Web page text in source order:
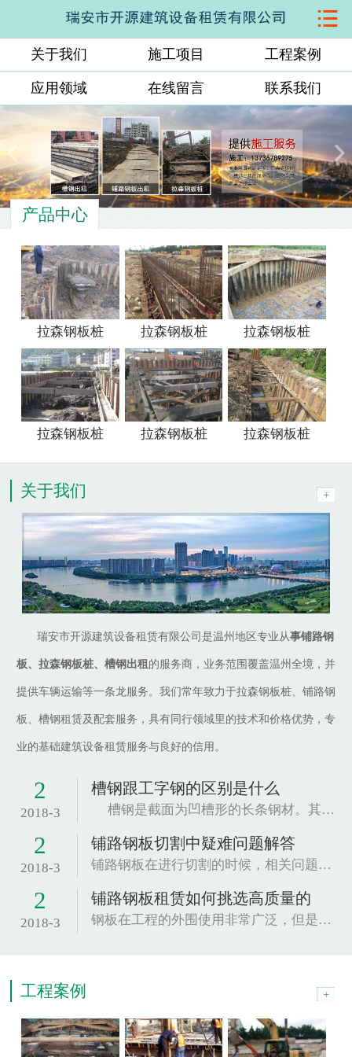
网站首页
关于我们
施工项目
工程案例
应用领域
在线留言
联系我们

关于我们 施工项目 工程案例
应用领域 在线留言 联系我们
产品中心
拉森钢板桩 拉森钢板桩 拉森钢板桩
拉森钢板桩 拉森钢板桩 拉森钢板桩
关于我们
瑞安市开源建筑设备租赁有限公司是温州地区专业从事铺路钢
板、拉森钢板桩、槽钢出租的服务商，业务范围覆盖温州全境，并
提供车辆运输等一条龙服务。我们常年致力于拉森钢板桩、铺路钢
板、槽钢租赁及配套服务，具有同行领域里的技术和价格优势，专
业的基础建筑设备租赁服务与良好的信用。
2
2018-3
槽钢跟工字钢的区别是什么
槽钢是截面为凹槽形的长条钢材。其规格以腰高（h...
2
2018-3
铺路钢板切割中疑难问题解答
铺路钢板在进行切割的时候，相关问题也是很关...
2
2018-3
铺路钢板租赁如何挑选高质量的
钢板在工程的外围使用非常广泛，但是因为这种材...
工程案例